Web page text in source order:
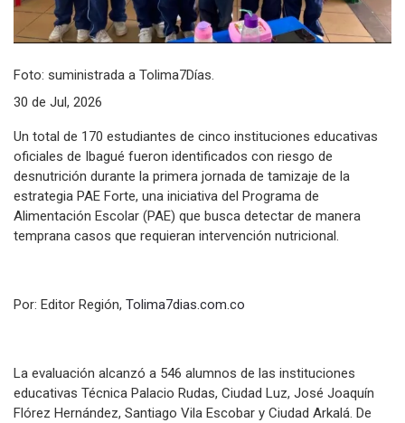
Foto: suministrada a Tolima7Días.
30 de Jul, 2026
Un total de 170 estudiantes de cinco instituciones educativas
oficiales de Ibagué fueron identificados con riesgo de
desnutrición durante la primera jornada de tamizaje de la
estrategia PAE Forte, una iniciativa del Programa de
Alimentación Escolar (PAE) que busca detectar de manera
temprana casos que requieran intervención nutricional.
Por: Editor Región, Tolima7dias.com.co
La evaluación alcanzó a 546 alumnos de las instituciones
educativas Técnica Palacio Rudas, Ciudad Luz, José Joaquín
Flórez Hernández, Santiago Vila Escobar y Ciudad Arkalá. De